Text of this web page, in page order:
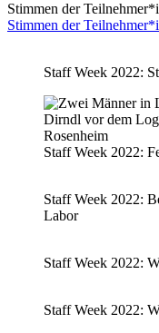
Stimmen der
Stimmen der
Staff Week 2022:
Staff Week 2022:
Staff Week 2022:
Labor
Staff Week 2022:
Staff Week 2022: